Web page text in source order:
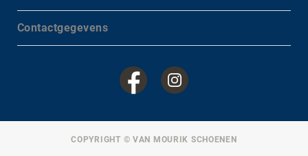
Contactgegevens
COPYRIGHT © VAN MOURIK SCHOENEN